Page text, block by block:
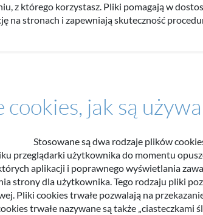
z którego korzystasz. Pliki pomagają w
na stronach i zapewniają skuteczność
cookies, jak są
Stosowane są dwa rodzaje plików
przeglądarki użytkownika do momentu
aplikacji i poprawnego wyświetlania
strony dla użytkownika. Tego rodzaju pliki
Pliki cookies trwałe pozwalają na
trwałe nazywane są także „ciasteczkami